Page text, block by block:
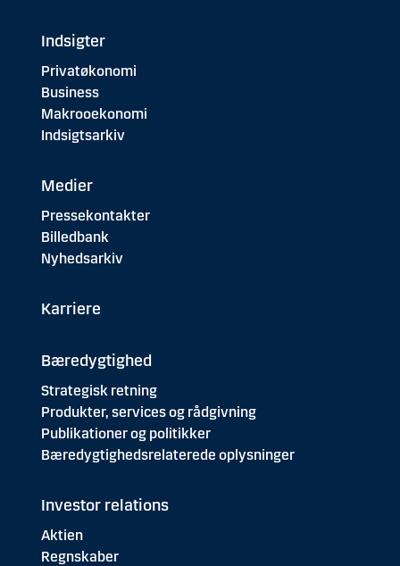
Indsigter
Privatøkonomi
Business
Makrooekonomi
Indsigtsarkiv
Medier
Pressekontakter
Billedbank
Nyhedsarkiv
Karriere
Bæredygtighed
Strategisk retning
Produkter, services og rådgivning
Publikationer og politikker
Bæredygtighedsrelaterede oplysninger
Investor relations
Aktien
Regnskaber